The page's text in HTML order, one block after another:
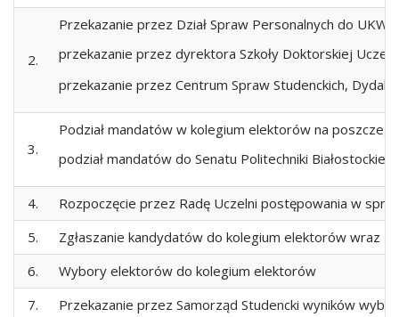
2.
Przekazanie przez Dział Spraw Personalnych do
przekazanie przez dyrektora Szkoły Doktorskiej
przekazanie przez Centrum Spraw Studenckich,
3.
Podział mandatów w kolegium elektorów na
podział mandatów do Senatu Politechniki
4.
Rozpoczęcie przez Radę Uczelni postępowania w
5.
Zgłaszanie kandydatów do kolegium elektorów wraz
6.
Wybory elektorów do kolegium elektorów
7.
Przekazanie przez Samorząd Studencki wyników